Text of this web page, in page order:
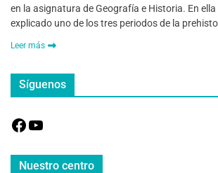
en la asignatura de Geografía e Historia. En
explicado uno de los tres periodos de la
Leer más
Síguenos
Nuestro centro